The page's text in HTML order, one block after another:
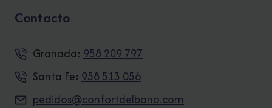
Contacto
Granada: 958 209 797
Santa Fe: 958 513 056
pedidos@confortdelbano.com